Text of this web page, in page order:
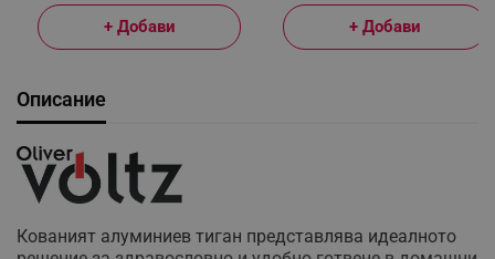
+ Добави + Добави
Описание
Кованият алуминиев тиган представлява идеалното